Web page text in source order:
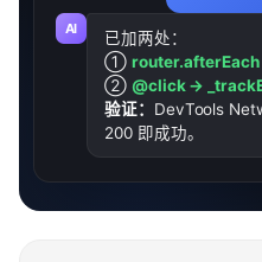
AI
已加两处：
①
② @click →
验证： DevTools
200 即成功。